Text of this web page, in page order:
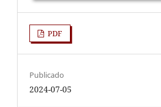
PDF
Publicado
2024-07-05